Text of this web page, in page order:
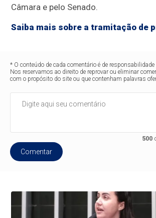
Câmara e pelo Senado.
Saiba mais sobre a tramitação de
* O conteúdo de cada comentário é de responsabilidade
Nos reservamos ao direito de reprovar ou eliminar
com o propósito do site ou que contenham palavras
500
Comentar